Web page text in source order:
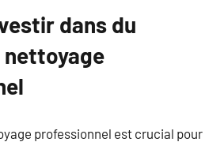
dans du
professionnel est crucial pour